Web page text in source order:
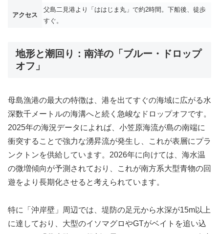
アクセス
父島二見港より「ははじま丸」で約2時間。下船後、徒歩
すぐ。
地形と潮回り：南洋の「ブルー・ドロップ
オフ」
母島漁港の最大の特徴は、港を出てすぐの海域に広がる水
深数千メートルの海溝へと続く急峻なドロップオフです。
2025年の海況データによれば、小笠原海流が島の南端に
衝突することで強力な湧昇流が発生し、これが表層にプラ
ンクトンを供給しています。2026年に向けては、海水温
の微増傾向が予測されており、これが南方系大型青物の回
遊をより長期化させると考えられています。
特に「沖岸壁」周辺では、堤防の足元から水深が15m以上
に達しており、大型のイソマグロやGTがベイトを追い込